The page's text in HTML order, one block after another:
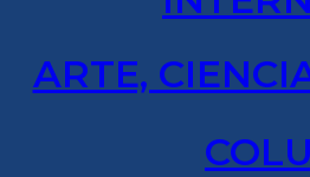
ARTE,